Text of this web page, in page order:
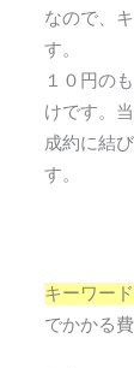
なので、
す。
１０円の
けです。
成約に結
す。
キーワー
でかかる費